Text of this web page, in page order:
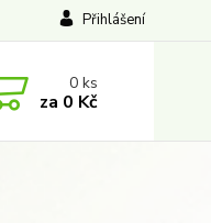
Přihlášení
0ks
za 0 Kč